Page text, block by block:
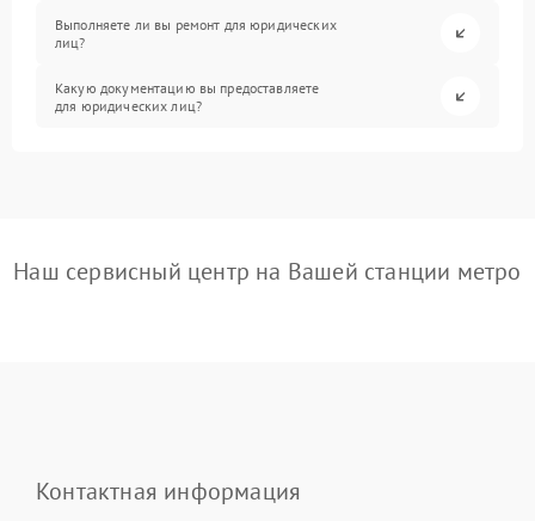
Выполняете ли вы ремонт для юридических
лиц?
Какую документацию вы предоставляете
для юридических лиц?
Наш сервисный центр на Вашей станции метро
Контактная информация